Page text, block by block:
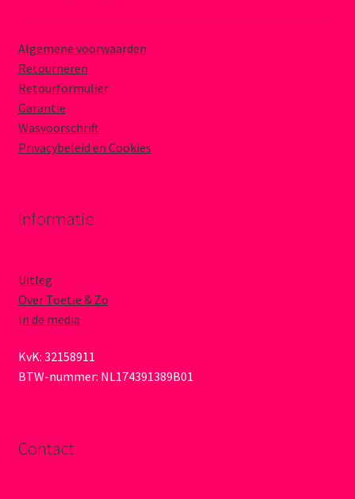
Algemene voorwaarden
Retourneren
Retourformulier
Garantie
Wasvoorschrift
Privacybeleid en Cookies
Informatie
Uitleg
Over Toetie & Zo
In de media
KvK: 32158911
BTW-nummer: NL174391389B01
Contact